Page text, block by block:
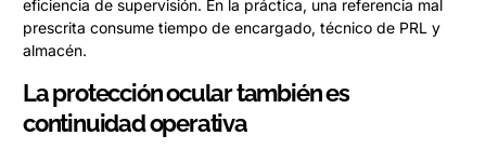
eficiencia de supervisión. En la práctica, una referencia mal
prescrita consume tiempo de encargado, técnico de PRL y
almacén.
La protección ocular también es
continuidad operativa